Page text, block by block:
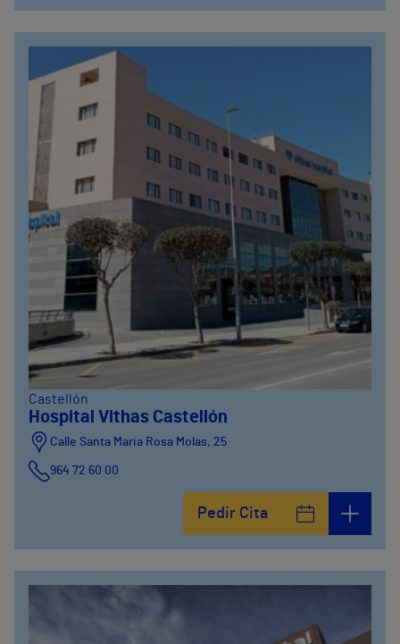
Castellón
Hospital Vithas Castellón
Calle Santa Maria Rosa Molas, 25
964 72 60 00
Pedir Cita